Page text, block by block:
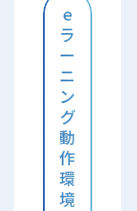
e
ラ
ー
ニ
ン
グ
動
作
環
境